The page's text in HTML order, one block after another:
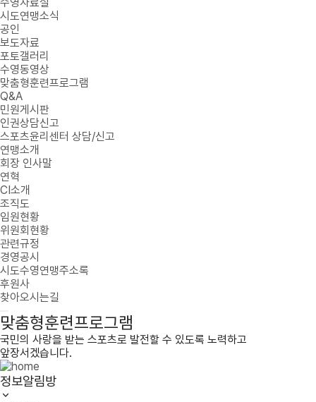
시도연맹소식
공인
보도자료
포토갤러리
수영동영상
맞춤형훈련프로그램
Q&A
민원게시판
인권상담신고
스포츠윤리센터 상담/신고
연맹소개
회장 인사말
연혁
CI소개
조직도
임원현황
위원회현황
관련규정
경영공시
시도수영연맹주소록
후원사
찾아오시는길
맞춤형훈련프로그램
국민의 사랑을 받는 스포츠로 발전할 수 있도록 노력하고
앞장서겠습니다.
정보알림방